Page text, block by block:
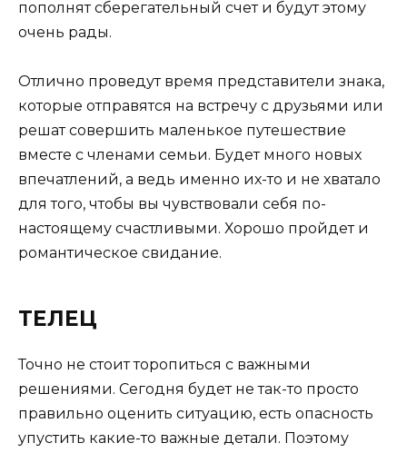
пополнят сберегательный счет и будут этому
очень рады.
Отлично проведут время представители знака,
которые отправятся на встречу с друзьями или
решат совершить маленькое путешествие
вместе с членами семьи. Будет много новых
впечатлений, а ведь именно их-то и не хватало
для того, чтобы вы чувствовали себя по-
настоящему счастливыми. Хорошо пройдет и
романтическое свидание.
ТЕЛЕЦ
Точно не стоит торопиться с важными
решениями. Сегодня будет не так-то просто
правильно оценить ситуацию, есть опасность
упустить какие-то важные детали. Поэтому